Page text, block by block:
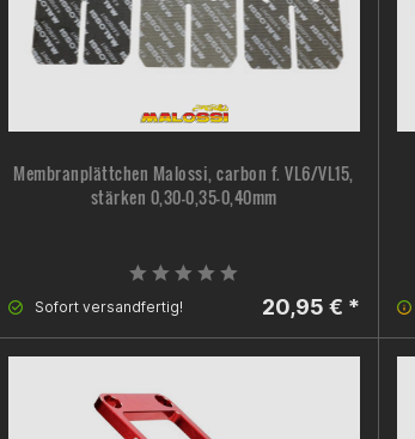
Membranplättchen Malossi, carbon f. VL6/VL15,
stärken 0,30-0,35-0,40mm
Sofort versandfertig! 20,95 € *